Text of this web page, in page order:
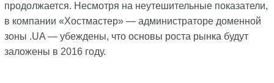
продолжается. Несмотря на неутешительные показатели,
в компании «Хостмастер» — администраторе доменной
зоны .UA — убеждены, что основы роста рынка будут
заложены в 2016 году.